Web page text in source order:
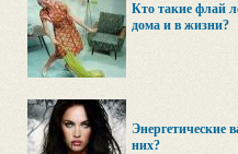
Кто такие флай
дома и в жизни?
Энергетические
них?